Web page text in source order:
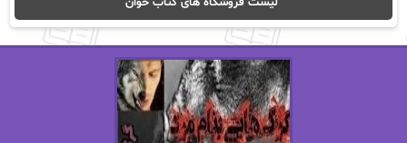
اریک مورگنشترن از نیلوفر لاری
استل مسکم
اصغر زاده